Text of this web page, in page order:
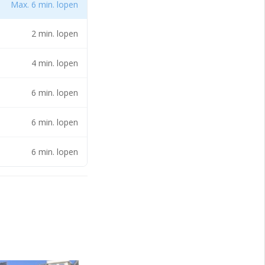
Max. 6 min. lopen
2 min. lopen
4 min. lopen
6 min. lopen
6 min. lopen
6 min. lopen